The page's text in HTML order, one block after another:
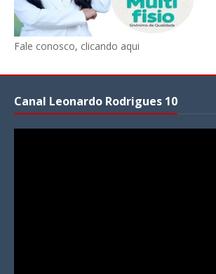
Fale conosco, clicando aqui
Canal Leonardo Rodrigues 10